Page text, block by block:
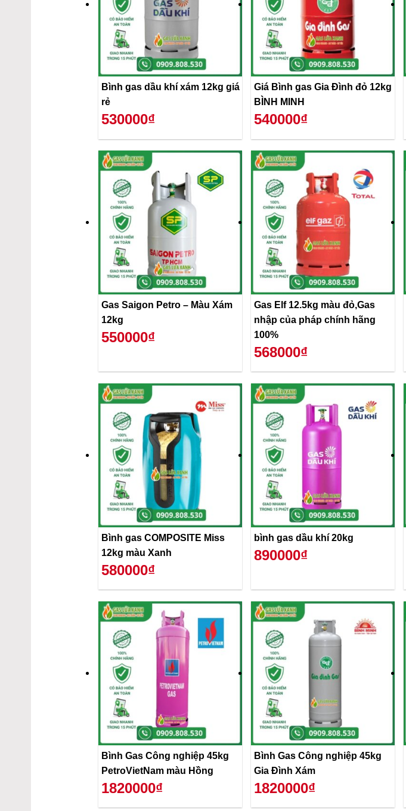
Bình gas dầu khí xám 12kg giá
rẻ
530000₫
Giá Bình gas Gia Đình đỏ 12kg
BÌNH MINH
540000₫
Gas Saigon Petro – Màu Xám
12kg
550000₫
Gas Elf 12.5kg màu đỏ,Gas
nhập của pháp chính hãng
100%
568000₫
Bình gas COMPOSITE Miss
12kg màu Xanh
580000₫
bình gas dầu khí 20kg
890000₫
Bình Gas Công nghiệp 45kg
PetroVietNam màu Hồng
1820000₫
Bình Gas Công nghiệp 45kg
Gia Đình Xám
1820000₫